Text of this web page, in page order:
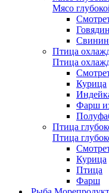
Мясо
Птица
Птица
Курица
Фарш
Птица
Птица
Курица
Птица
Фарш